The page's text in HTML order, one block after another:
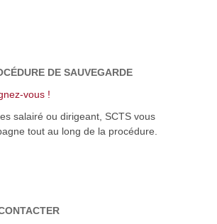
DE SAUVEGARDE
vous !
salairé ou dirigeant, SCTS vous
tout au long de la procédure.